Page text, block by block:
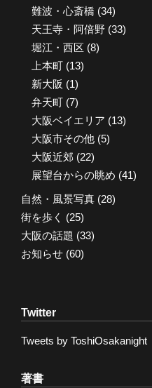
難波・心斎橋 (34)
天王寺・阿倍野 (33)
堀江・西区 (8)
上本町 (13)
新大阪 (1)
弁天町 (7)
大阪ベイエリア (13)
大阪市その他 (5)
大阪近郊 (22)
展望台からの眺め (41)
自然・風景写真 (28)
街を歩く (25)
大阪の話題 (33)
お知らせ (60)
Twitter
Tweets by ToshiOsakanight
著書